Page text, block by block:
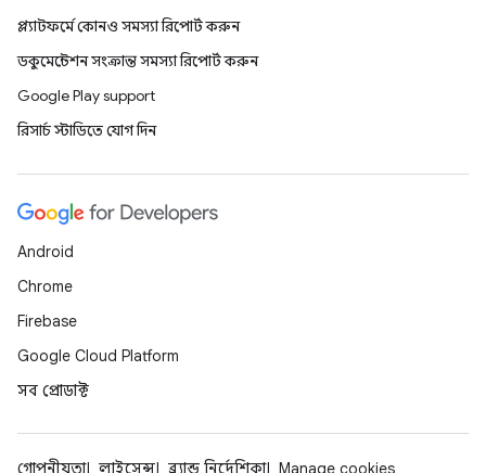
প্ল্যাটফর্মে কোনও সমস্যা রিপোর্ট করুন
ডকুমেন্টেশন সংক্রান্ত সমস্যা রিপোর্ট করুন
Google Play support
রিসার্চ স্টাডিতে যোগ দিন
Android
Chrome
Firebase
Google Cloud Platform
সব প্রোডাক্ট
গোপনীয়তা লাইসেন্স ব্র্যান্ড নির্দেশিকা Manage cookies